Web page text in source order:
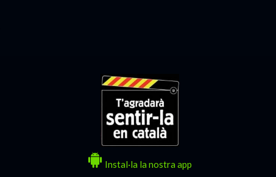
Instal·la la nostra app